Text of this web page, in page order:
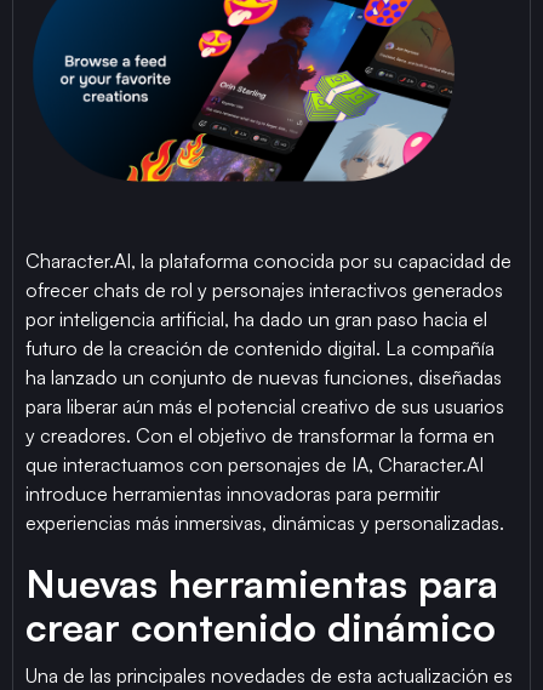
Character.AI, la plataforma conocida por su capacidad de
ofrecer chats de rol y personajes interactivos generados
por inteligencia artificial, ha dado un gran paso hacia el
futuro de la creación de contenido digital. La compañía
ha lanzado un conjunto de nuevas funciones, diseñadas
para liberar aún más el potencial creativo de sus usuarios
y creadores. Con el objetivo de transformar la forma en
que interactuamos con personajes de IA, Character.AI
introduce herramientas innovadoras para permitir
experiencias más inmersivas, dinámicas y personalizadas.
Nuevas herramientas para
crear contenido dinámico
Una de las principales novedades de esta actualización es